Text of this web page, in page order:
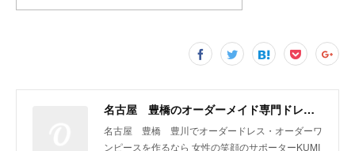
名古屋 豊橋のオーダーメイド専門ドレスデザイナー KUMI OHARA
名古屋 豊橋 豊川でオーダードレス・オーダーワ
ンピースを作るなら 女性の笑顔のサポーターKUMI